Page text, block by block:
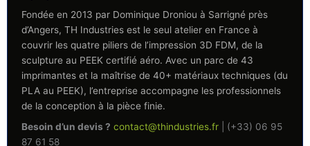
Fondée en 2013 par Dominique Droniou à Sarrigné près
d’Angers, TH Industries est le seul atelier en France à
couvrir les quatre piliers de l’impression 3D FDM, de la
sculpture au PEEK certifié aéro. Avec un parc de 43
imprimantes et la maîtrise de 40+ matériaux techniques (du
PLA au PEEK), l’entreprise accompagne les professionnels
de la conception à la pièce finie.
Besoin d’un devis ? contact@thindustries.fr | (+33) 06 95
87 61 58